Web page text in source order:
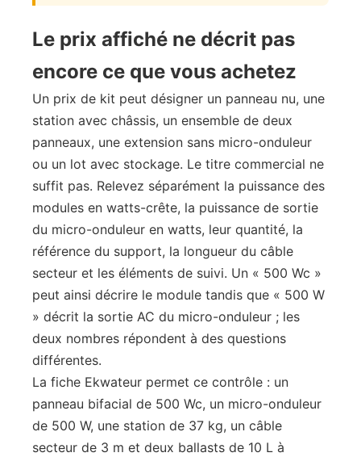
Le prix affiché ne décrit pas
encore ce que vous achetez
Un prix de kit peut désigner un panneau nu, une
station avec châssis, un ensemble de deux
panneaux, une extension sans micro-onduleur
ou un lot avec stockage. Le titre commercial ne
suffit pas. Relevez séparément la puissance des
modules en watts-crête, la puissance de sortie
du micro-onduleur en watts, leur quantité, la
référence du support, la longueur du câble
secteur et les éléments de suivi. Un « 500 Wc »
peut ainsi décrire le module tandis que « 500 W
» décrit la sortie AC du micro-onduleur ; les
deux nombres répondent à des questions
différentes.
La fiche Ekwateur permet ce contrôle : un
panneau bifacial de 500 Wc, un micro-onduleur
de 500 W, une station de 37 kg, un câble
secteur de 3 m et deux ballasts de 10 L à